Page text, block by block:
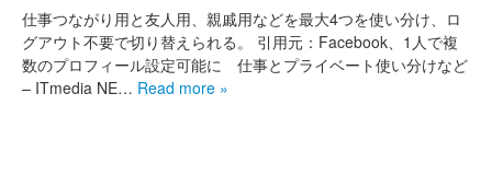
仕事つながり用と友人用、親戚用などを最大4つを使い分け、ロ
グアウト不要で切り替えられる。 引用元：Facebook、1人で複
数のプロフィール設定可能に 仕事とプライベート使い分けなど
– ITmedia NE… Read more »